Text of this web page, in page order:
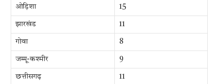
ओड़िशा 15
झारखंड 11
गोवा 8
जम्मू-कश्मीर 9
छत्तीसगढ़ 11